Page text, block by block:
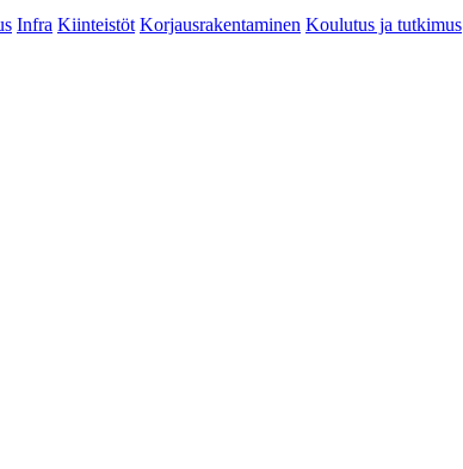
Infra Kiinteistöt Korjausrakentaminen Koulutus ja tutkimus